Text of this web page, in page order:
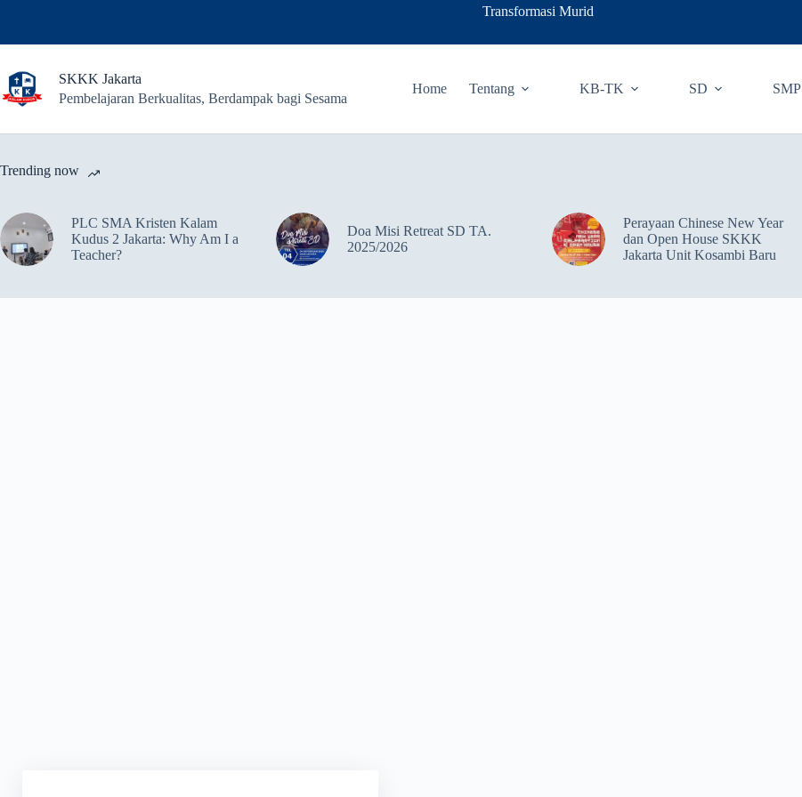
Transformasi Murid
SKKK Jakarta
Pembelajaran Berkualitas, Berdampak bagi Sesama
Home Tentang KB-TK SD SMP
Trending now
PLC SMA Kristen Kalam
Kudus 2 Jakarta: Why Am I a
Teacher?
Doa Misi Retreat SD TA.
2025/2026
Perayaan Chinese New Year
dan Open House SKKK
Jakarta Unit Kosambi Baru